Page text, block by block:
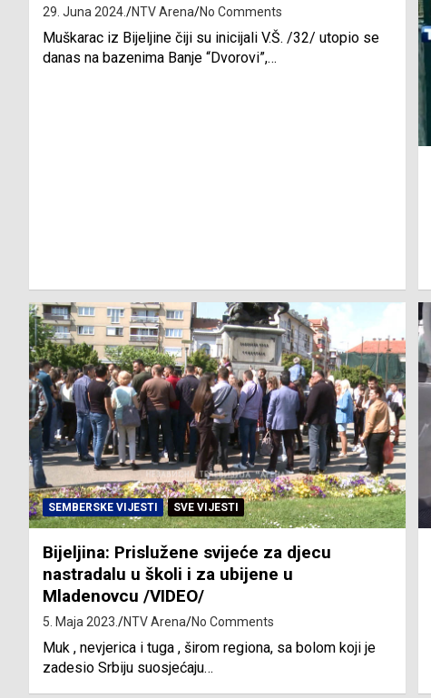
29. Juna 2024. NTV Arena No Comments
Muškarac iz Bijeljine čiji su inicijali V.Š. /32/ utopio se
danas na bazenima Banje “Dvorovi”,…
SEMBERSKE VIJESTI SVE VIJESTI
Bijeljina: Prislužene svijeće za djecu
nastradalu u školi i za ubijene u
Mladenovcu /VIDEO/
5. Maja 2023. NTV Arena No Comments
Muk , nevjerica i tuga , širom regiona, sa bolom koji je
zadesio Srbiju suosjećaju…